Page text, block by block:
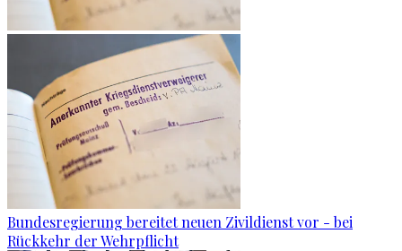
Bundesregierung bereitet neuen Zivildienst vor - bei
Rückkehr der Wehrpflicht